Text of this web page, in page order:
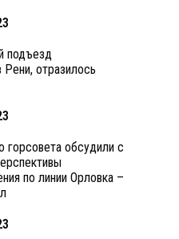
подъезд
отразилось
горсовета обсудили с
по линии Орловка –